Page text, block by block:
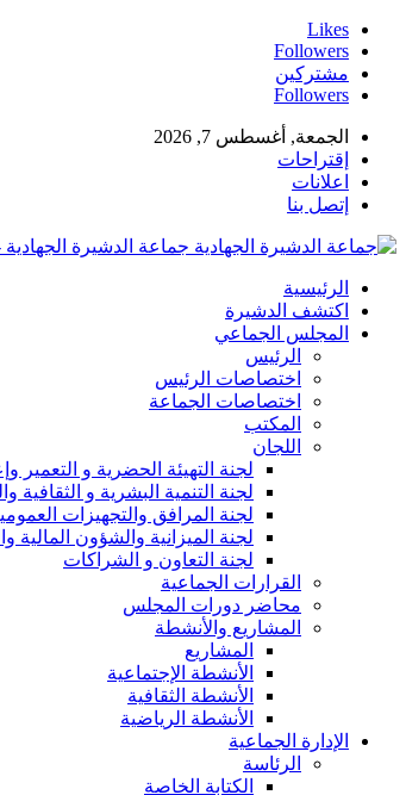
Likes
Followers
مشتركين
Followers
الجمعة, أغسطس 7, 2026
إقتراحات
اعلانات
إتصل بنا
جماعة الدشيرة
الرئيسية
اكتشف الدشيرة
المجلس الجماعي
الرئيس
اختصاصات الرئيس
اختصاصات الجماعة
المكتب
اللجان
لجنة التهيئة الحضرية و التعمير
لجنة التنمية البشرية و الثقافية
لجنة المرافق والتجهيزات
لجنة الميزانية والشؤون المالية
لجنة التعاون و الشراكات
القرارات الجماعية
محاضر دورات المجلس
المشاريع والأنشطة
المشاريع
الأنشطة الإجتماعية
الأنشطة الثقافية
الأنشطة الرياضية
الإدارة الجماعية
الرئاسة
الكتابة الخاصة